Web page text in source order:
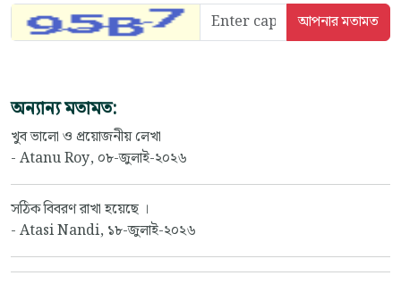
অন্যান্য মতামত:
খুব ভালো ও প্রয়োজনীয় লেখা
- Atanu Roy, ০৮-জুলাই-২০২৬
সঠিক বিবরণ রাখা হয়েছে ।
- Atasi Nandi, ১৮-জুলাই-২০২৬